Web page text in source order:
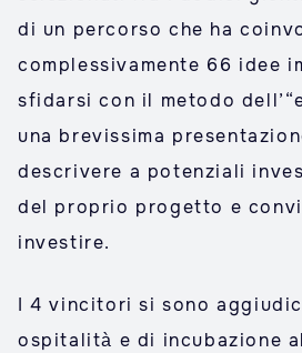
di un percorso che ha
complessivamente 66 idee
sfidarsi con il metodo
una brevissima
descrivere a potenziali
del proprio progetto e
investire.
I 4 vincitori si sono
ospitalità e di incubazione